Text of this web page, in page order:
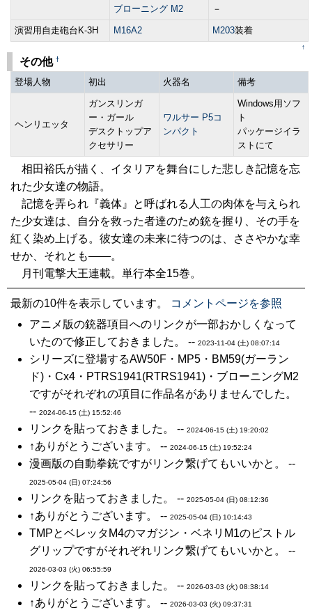
ブローニング M2 －
演習用自走砲台K-3H M16A2 M203装着
↑
その他 †
登場人物 初出 火器名 備考
ヘンリエッタ
ガンスリンガ
ー・ガール
デスクトップア
クセサリー
ワルサー P5コ
ンパクト
Windows用ソフ
ト
パッケージイラ
ストにて
相田裕氏が描く、イタリアを舞台にした悲しき記憶を忘
れた少女達の物語。
記憶を弄られ『義体』と呼ばれる人工の肉体を与えられ
た少女達は、自分を救った者達のため銃を握り、その手を
紅く染め上げる。彼女達の未来に待つのは、ささやかな幸
せか、それとも――。
月刊電撃大王連載。単行本全15巻。
最新の10件を表示しています。
コメントページを参照
アニメ版の銃器項目へのリンクが一部おかしくなって
いたので修正しておきました。 -- 2023-11-04 (土) 08:07:14
シリーズに登場するAW50F・MP5・BM59(ガーラン
ド)・Cx4・PTRS1941(RTRS1941)・ブローニングM2
ですがそれぞれの項目に作品名がありませんでした。
-- 2024-06-15 (土) 15:52:46
リンクを貼っておきました。 -- 2024-06-15 (土) 19:20:02
↑ありがとうございます。 -- 2024-06-15 (土) 19:52:24
漫画版の自動拳銃ですがリンク繋げてもいいかと。 --
2025-05-04 (日) 07:24:56
リンクを貼っておきました。 -- 2025-05-04 (日) 08:12:36
↑ありがとうございます。 -- 2025-05-04 (日) 10:14:43
TMPとベレッタM4のマガジン・ベネリM1のピストル
グリップですがそれぞれリンク繋げてもいいかと。 --
2026-03-03 (火) 06:55:59
リンクを貼っておきました。 -- 2026-03-03 (火) 08:38:14
↑ありがとうございます。 -- 2026-03-03 (火) 09:37:31